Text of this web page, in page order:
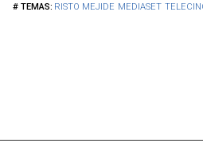
RISTO MEJIDE MEDIASET